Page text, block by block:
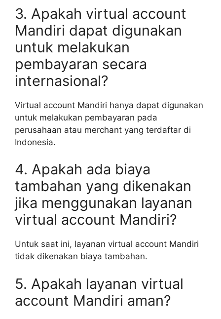
3. Apakah virtual account
Mandiri dapat digunakan
untuk melakukan
pembayaran secara
internasional?
Virtual account Mandiri hanya dapat digunakan
untuk melakukan pembayaran pada
perusahaan atau merchant yang terdaftar di
Indonesia.
4. Apakah ada biaya
tambahan yang dikenakan
jika menggunakan layanan
virtual account Mandiri?
Untuk saat ini, layanan virtual account Mandiri
tidak dikenakan biaya tambahan.
5. Apakah layanan virtual
account Mandiri aman?